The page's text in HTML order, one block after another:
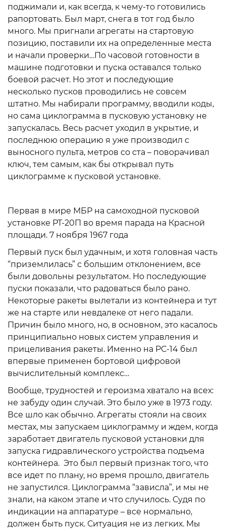
поджимали и, как всегда, к чему-то готовились
рапортовать. Был март, снега в тот год было
много. Мы пригнали агрегаты на стартовую
позицию, поставили их на определенные места
и начали проверки…По часовой готовности в
машине подготовки и пуска оставался только
боевой расчет. Но этот и последующие
несколько пусков проводились не совсем
штатно. Мы набирали программу, вводили коды,
но сама циклограмма в пусковую установку не
запускалась. Весь расчет уходил в укрытие, и
последнюю операцию я уже производил с
выносного пульта, метров со ста – поворачивал
ключ, тем самым, как бы открывал путь
циклограмме к пусковой установке.
Первая в мире МБР на самоходной пусковой
установке РТ-20П во время парада на Красной
площади. 7 ноября 1967 года
Первый пуск был удачным, и хотя головная часть
“приземлилась” с большим отклонением, все
были довольны результатом. Но последующие
пуски показали, что радоваться было рано.
Некоторые ракеты вылетали из контейнера и тут
же на старте или невдалеке от него падали.
Причин было много, но, в основном, это касалось
принципиально новых систем управления и
прицеливания ракеты. Именно на РС-14 был
впервые применен бортовой цифровой
вычислительный комплекс…
Вообще, трудностей и героизма хватало на всех:
не забуду один случай. Это было уже в 1973 году.
Все шло как обычно. Агрегаты стояли на своих
местах, мы запускаем циклограмму и ждем, когда
заработает двигатель пусковой установки для
запуска гидравлического устройства подъема
контейнера. Это был первый признак того, что
все идет по плану, но время прошло, двигатель
не запустился. Циклограмма “зависла”, и мы не
знали, на каком этапе и что случилось. Судя по
индикации на аппаратуре – все нормально,
должен быть пуск. Ситуация не из легких. Мы